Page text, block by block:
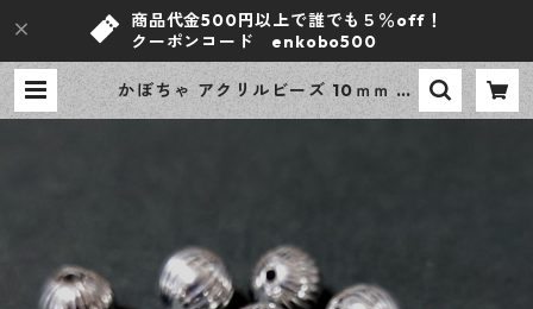
商品代金500円以上で誰でも５％off！
クーポンコード enkobo500
かぼちゃ アクリルビーズ 10ｍｍ シ
ルバー 30個 デザインビーズ 樹脂ビ